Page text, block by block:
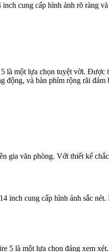
cung cấp hình ảnh rõ ràng
là một lựa chọn tuyệt vời.
và bàn phím rộng rãi
văn phòng. Với thiết kế
cung cấp hình ảnh sắc
5 là một lựa chọn đáng xem